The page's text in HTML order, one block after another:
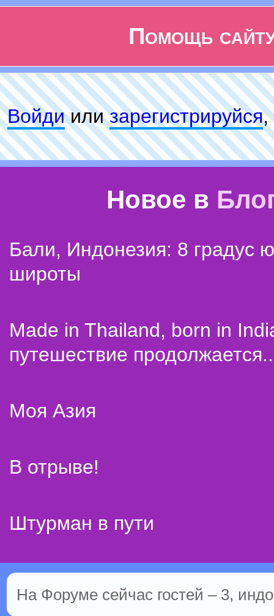
Помощь
Войдиилизарeгиcтpируйся,
Новое в
Бали, Индонезия: 8 градус
широты
Made in Thailand, born in
путешествие
Моя Азия
В отрыве!
Штурман в пути
На Форуме сейчас гостей – 3,